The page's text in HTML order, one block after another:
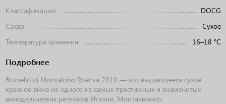
Классификация:
DOCG
Сахар:
Сухое
Температура хранения:
16–18 °C
Подробнее
Brunello di Montalcino Riserva 2010 — это выдающееся сухое
красное вино из одного из самых престижных и знаменитых
винодельческих регионов Италии, Монтальчино.